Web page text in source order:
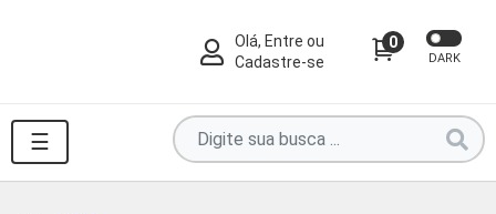
Olá, Entre ou
Cadastre-se
0
DARK
☰
Pesquise
por
produtos